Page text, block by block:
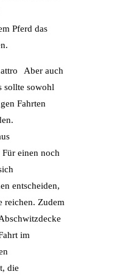
Pferd das
Aber auch
sollte sowohl
Fahrten
einen noch
entscheiden,
reichen. Zudem
im
die